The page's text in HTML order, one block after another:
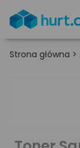
Strona główna >